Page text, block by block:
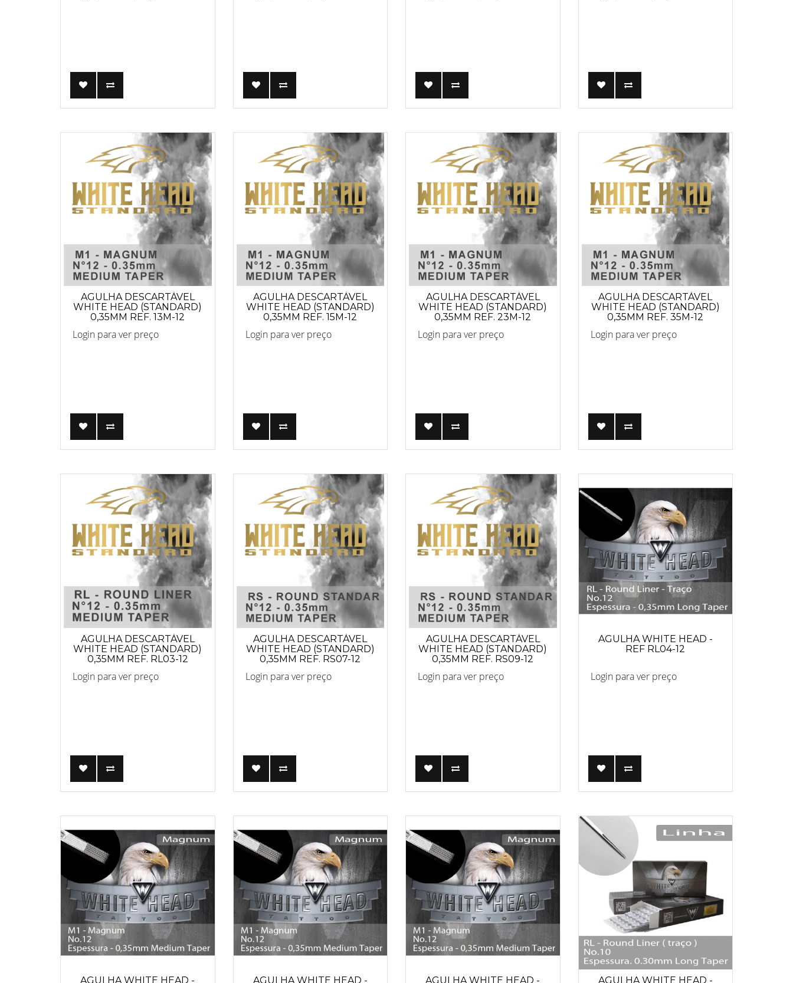
AGULHA DESCARTÁVEL
WHITE HEAD (STANDARD)
0,35MM REF. 13M-12
Login para ver preço
AGULHA DESCARTÁVEL
WHITE HEAD (STANDARD)
0,35MM REF. 15M-12
Login para ver preço
AGULHA DESCARTÁVEL
WHITE HEAD (STANDARD)
0,35MM REF. 23M-12
Login para ver preço
AGULHA DESCARTÁVEL
WHITE HEAD (STANDARD)
0,35MM REF. 35M-12
Login para ver preço
AGULHA DESCARTÁVEL
WHITE HEAD (STANDARD)
0,35MM REF. RL03-12
Login para ver preço
AGULHA DESCARTÁVEL
WHITE HEAD (STANDARD)
0,35MM REF. RS07-12
Login para ver preço
AGULHA DESCARTÁVEL
WHITE HEAD (STANDARD)
0,35MM REF. RS09-12
Login para ver preço
AGULHA WHITE HEAD -
REF RL04-12
Login para ver preço
AGULHA WHITE HEAD - AGULHA WHITE HEAD - AGULHA WHITE HEAD - AGULHA WHITE HEAD -